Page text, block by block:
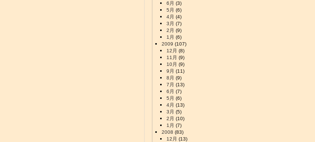
6月 (3)
5月 (6)
4月 (4)
3月 (7)
2月 (9)
1月 (6)
2009 (107)
12月 (8)
11月 (9)
10月 (9)
9月 (11)
8月 (9)
7月 (13)
6月 (7)
5月 (6)
4月 (13)
3月 (5)
2月 (10)
1月 (7)
2008 (83)
12月 (13)